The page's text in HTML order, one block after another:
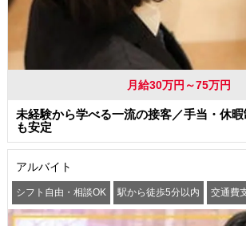
月給30万円～75万円
未経験から学べる一流の接客／手当・休
も安定
アルバイト
シフト自由・相談OK 駅から徒歩5分以内 交通費